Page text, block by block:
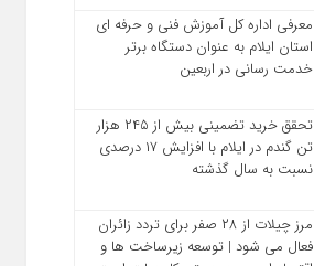
معرفی اداره کل آموزش فنی و حرفه‌ ای
استان ایلام به‌ عنوان دستگاه برتر
خدمت‌ رسانی در اربعین
تحقق خرید تضمینی بیش از ۲۴۵ هزار
تن گندم در ایلام با افزایش ۱۷ درصدی
نسبت به سال گذشته
مرز چیلات از ۲۸ صفر برای تردد زائران
فعال می‌ شود | توسعه زیرساخت‌ ها و